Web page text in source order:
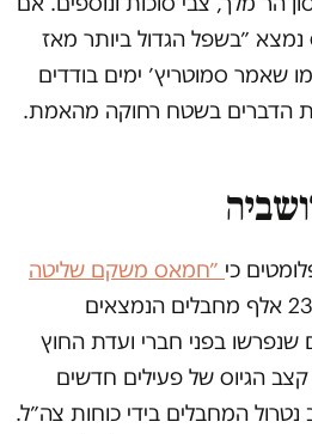
״בשפל הגדול ביותר מאז
שאמר סמוטריץ׳ ימים בודדים
הדברים בשטח רחוקה מהאמת.
כי ״חמאס משקם שליטה
, עם בין 20 ל-23 אלף מחבלים הנמצאים
שנפרשו בפני חברי ועדת החוץ
הגיוס של פעילים חדשים
המחבלים בידי כוחות צה״ל.